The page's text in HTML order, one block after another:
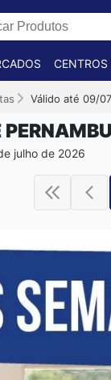
CENTROS
Válido até 09/
julho de 2026